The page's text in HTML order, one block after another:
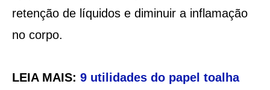
retenção de líquidos e diminuir a inflamação
no corpo.
LEIA MAIS: 9 utilidades do papel toalha